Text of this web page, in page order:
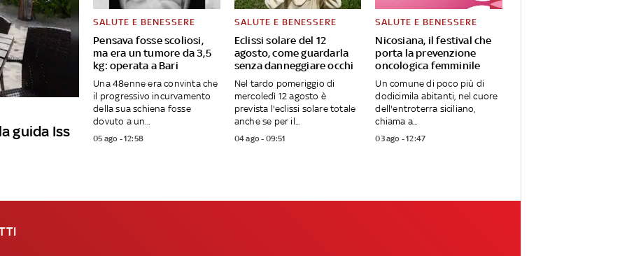
guida Iss
Pensava fosse scoliosi,
ma era un tumore da 3,5
kg: operata a Bari
SALUTE E BENESSERE
Una 48enne era convinta che
il progressivo incurvamento
della sua schiena fosse
dovuto a un...
05 ago - 12:58
Eclissi solare del 12
agosto, come guardarla
senza danneggiare occhi
SALUTE E BENESSERE
Nel tardo pomeriggio di
mercoledì 12 agosto è
prevista l'eclissi solare totale
anche se per il...
04 ago - 09:51
Nicosiana, il festival che
porta la prevenzione
oncologica femminile
SALUTE E BENESSERE
Un comune di poco più di
dodicimila abitanti, nel cuore
dell'entroterra siciliano,
chiama a...
03 ago - 12:47